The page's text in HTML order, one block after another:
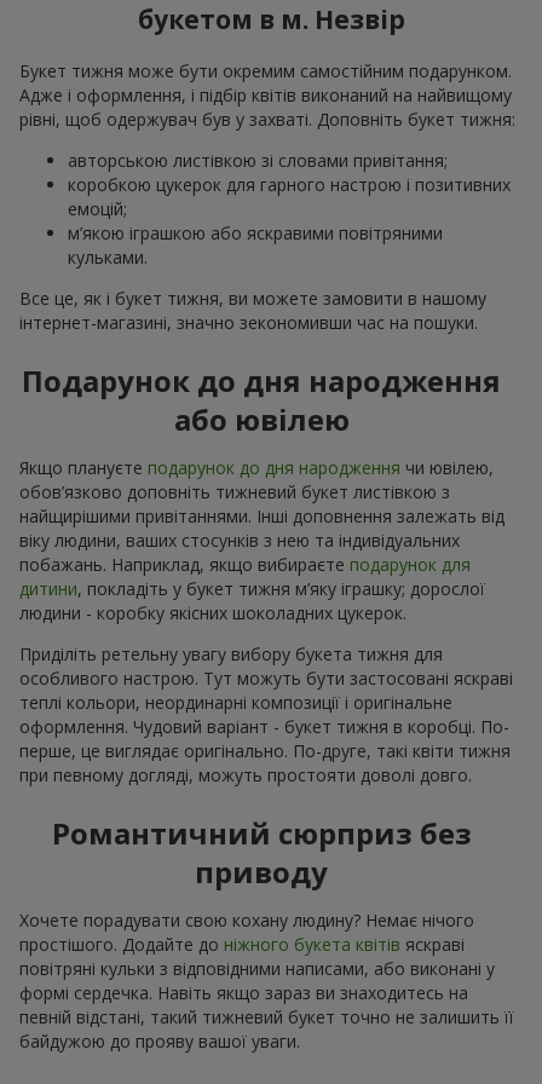
букетом в м. Незвір
Букет тижня може бути окремим самостійним подарунком.
Адже і оформлення, і підбір квітів виконаний на найвищому
рівні, щоб одержувач був у захваті. Доповніть букет тижня:
авторською листівкою зі словами привітання;
коробкою цукерок для гарного настрою і позитивних
емоцій;
м’якою іграшкою або яскравими повітряними
кульками.
Все це, як і букет тижня, ви можете замовити в нашому
інтернет-магазині, значно зекономивши час на пошуки.
Подарунок до дня народження
або ювілею
Якщо плануєте подарунок до дня народження чи ювілею,
обов’язково доповніть тижневий букет листівкою з
найщирішими привітаннями. Інші доповнення залежать від
віку людини, ваших стосунків з нею та індивідуальних
побажань. Наприклад, якщо вибираєте подарунок для
дитини, покладіть у букет тижня м’яку іграшку; дорослої
людини - коробку якісних шоколадних цукерок.
Приділіть ретельну увагу вибору букета тижня для
особливого настрою. Тут можуть бути застосовані яскраві
теплі кольори, неординарні композиції і оригінальне
оформлення. Чудовий варіант - букет тижня в коробці. По-
перше, це виглядає оригінально. По-друге, такі квіти тижня
при певному догляді, можуть простояти доволі довго.
Романтичний сюрприз без
приводу
Хочете порадувати свою кохану людину? Немає нічого
простішого. Додайте до ніжного букета квітів яскраві
повітряні кульки з відповідними написами, або виконані у
формі сердечка. Навіть якщо зараз ви знаходитесь на
певній відстані, такий тижневий букет точно не залишить її
байдужою до прояву вашої уваги.